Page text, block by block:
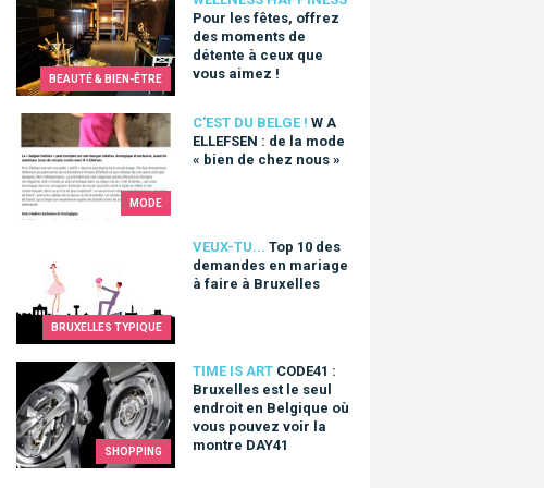
BEAUTÉ & BIEN-ÊTRE
Pour les fêtes, offrez
des moments de
détente à ceux que
vous aimez !
MODE
C'EST DU BELGE ! W A
ELLEFSEN : de la mode
« bien de chez nous »
W A ELLEFSEN : de la mode « bien de chez nous »
BRUXELLES TYPIQUE
VEUX-TU... Top 10 des
demandes en mariage
à faire à Bruxelles
Top 10 des demandes en mariage à faire à Bruxelles
SHOPPING
TIME IS ART CODE41 :
Bruxelles est le seul
endroit en Belgique où
vous pouvez voir la
montre DAY41
CODE41 : Bruxelles est le seul endroit en Belgique où vous pouvez